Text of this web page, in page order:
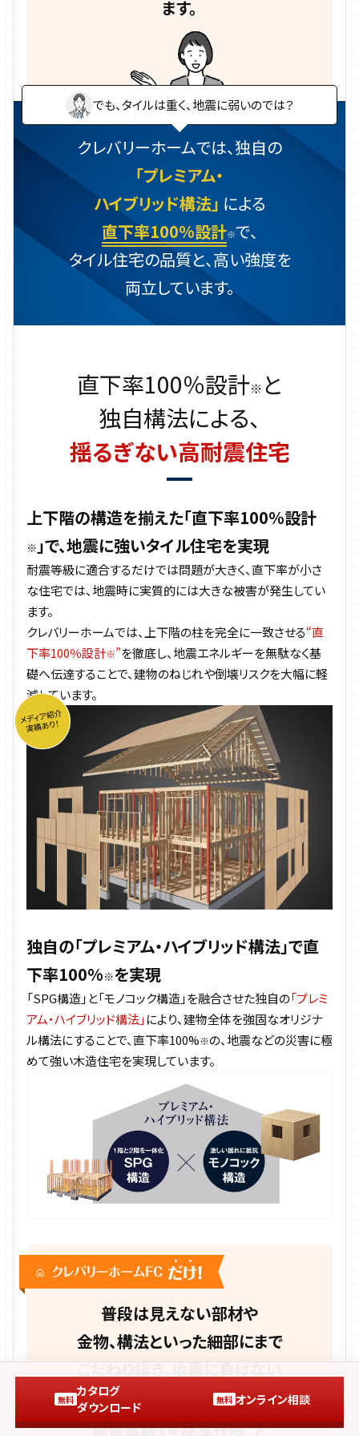
ます。
でも、タイルは重く、地震に弱いのでは？
クレバリーホームでは、独自の
「プレミアム・
ハイブリッド構法」 による
直下率100%設計※で、
タイル住宅の品質と、高い強度を
両立しています。
直下率100％設計※ と
独自構法による、
揺るぎない高耐震住宅
上下階の構造を揃えた「直下率100％設計
※ 」で、地震に強いタイル住宅を実現
耐震等級に適合するだけでは問題が大きく、直下率が小さ
な住宅では、地震時に実質的には大きな被害が発生してい
ます。
クレバリーホームでは、上下階の柱を完全に一致させる“直
下率100％設計※”を徹底し、地震エネルギーを無駄なく基
礎へ伝達することで、建物のねじれや倒壊リスクを大幅に軽
減しています。
独自の「プレミアム・ハイブリッド構法」で直
下率100%※を実現
「SPG構造」と「モノコック構造」を融合させた独自の「プレミ
アム・ハイブリッド構法」により、建物全体を強固なオリジナ
ル構法にすることで、直下率100%※の、地震などの災害に極
めて強い木造住宅を実現しています。
普段は見えない部材や
金物、構法といった細部にまで
こだわり抜き、地震に負けない
直下率100%設計※と
耐震等級3を標準仕様 と
無料
カタログ
ダウンロード
無料 オンライン相談